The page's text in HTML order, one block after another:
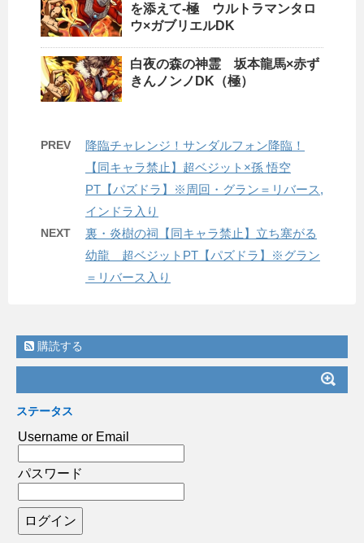
を添えて-極 ウルトラマンタロ
ウ×ガブリエルDK
白夜の森の神霊 坂本龍馬×赤ず
きんノンノDK（極）
PREV
降臨チャレンジ！サンダルフォン降臨！
【同キャラ禁止】超ベジット×孫 悟空
PT【パズドラ】※周回・グラン＝リバース,
インドラ入り
NEXT
裏・炎樹の祠【同キャラ禁止】立ち塞がる
幼龍 超ベジットPT【パズドラ】※グラン
＝リバース入り
購読する
ステータス
Username or Email
パスワード